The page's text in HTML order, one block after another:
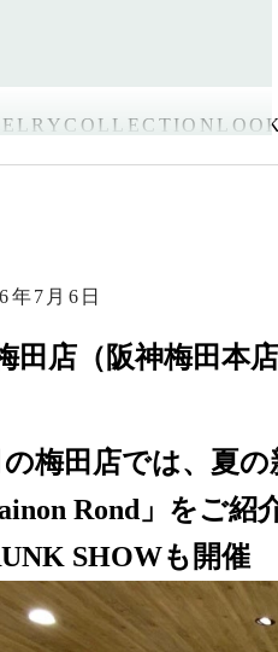
COLLECTION
年7月6日
田店（阪神梅田本
の梅田店では、夏
Rond」をご紹
SHOWも開催